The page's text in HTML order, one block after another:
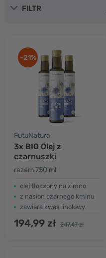
FILTR
-21%
FutuNatura
3x BIO Olej z
czarnuszki
razem 750 ml
olej tłoczony na zimno
z nasion czarnego kminu
zawiera kwas linolowy
194,99 zł 247,47 zł